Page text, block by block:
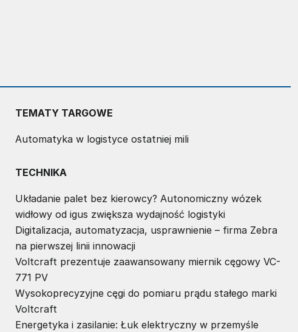
TEMATY TARGOWE
Automatyka w logistyce ostatniej mili
TECHNIKA
Układanie palet bez kierowcy? Autonomiczny wózek
widłowy od igus zwiększa wydajność logistyki
Digitalizacja, automatyzacja, usprawnienie – firma Zebra
na pierwszej linii innowacji
Voltcraft prezentuje zaawansowany miernik cęgowy VC-
771 PV
Wysokoprecyzyjne cęgi do pomiaru prądu stałego marki
Voltcraft
Energetyka i zasilanie: Łuk elektryczny w przemyśle